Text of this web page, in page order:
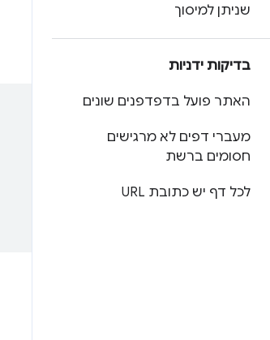
שניתן למיסוך
בדיקות ידניות
האתר פועל בדפדפנים שונים
מעברי דפים לא מרגישים
חסומים ברשת
לכל דף יש כתובת URL